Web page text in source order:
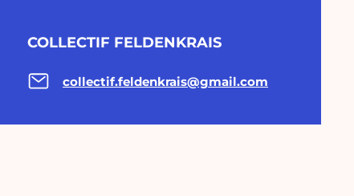
COLLECTIF FELDENKRAIS
collectif.feldenkrais@gmail.com